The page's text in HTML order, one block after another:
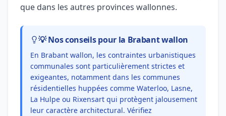
que dans les autres provinces wallonnes.
💡 Nos conseils pour la Brabant wallon
En Brabant wallon, les contraintes urbanistiques
communales sont particulièrement strictes et
exigeantes, notamment dans les communes
résidentielles huppées comme Waterloo, Lasne,
La Hulpe ou Rixensart qui protègent jalousement
leur caractère architectural. Vérifiez